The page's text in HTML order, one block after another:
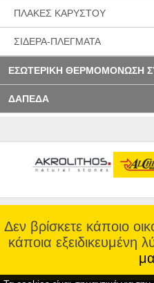
ΠΛΑΚΕΣ ΚΑΡΥΣΤΟΥ
ΣΙΔΕΡΑ-ΠΛΕΓΜΑΤΑ
ΕΣΩΤΕΡΙΚΗ ΘΕΡΜΟΜΟΝΩΣΗ
ΔΑΠΕΔΑ
Δεν βρίσκετε κάποιο
κάποια εξειδικευμένη